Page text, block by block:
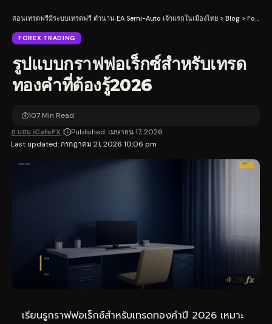
สอนเทรดฟรีมีระบบเทรดฟรี ตำนาน EA Semi-Auto เจ้าแรกในเมืองไทย > Blog > Forex Trading
FOREX TRADING
รูปแบบกราฟฟอเร็กซ์สำหรับเทรด
ทองคำที่ต้องรู้2026
Last updated: กรกฎาคม 21, 2026 10:06 pm
อ.บอม iCafeFX Published: เมษายน 17, 2026
107 Min Read
เรียนรูกราฟฟอเร็กซ์สำหรับเทรดทองคำปี 2026 เหมาะ